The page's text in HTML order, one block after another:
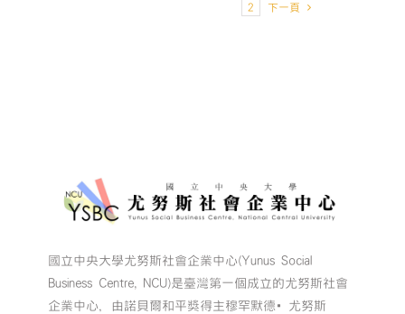
2 下一頁
國立中央大學尤努斯社會企業中心(Yunus Social
Business Centre, NCU)是臺灣第一個成立的尤努斯社會
企業中心，由諾貝爾和平獎得主穆罕默德•尤努斯